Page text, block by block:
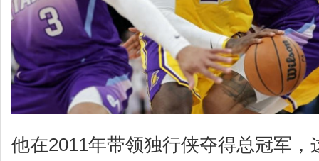
他在2011年带领独行侠夺得总冠军